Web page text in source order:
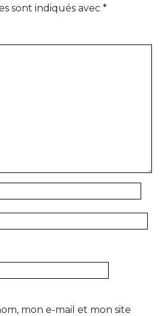
sont indiqués avec *
mon e-mail et mon site